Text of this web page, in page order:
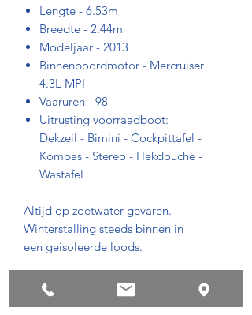
Lengte - 6.53m
Breedte - 2.44m
Modeljaar - 2013
Binnenboordmotor - Mercruiser
4.3L MPI
Vaaruren - 98
Uitrusting voorraadboot:
Dekzeil - Bimini - Cockpittafel -
Kompas - Stereo - Hekdouche -
Wastafel
Altijd op zoetwater gevaren.
Winterstalling steeds binnen in
een geisoleerde loods.